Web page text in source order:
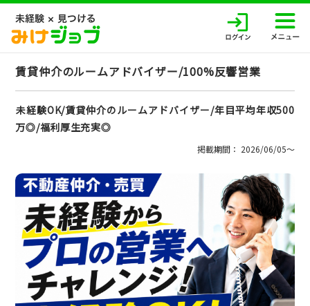
賃貸仲介のルームアドバイザー/100%反響営業
未経験OK/賃貸仲介のルームアドバイザー/年目平均年収500
万◎/福利厚生充実◎
掲載期間： 2026/06/05〜